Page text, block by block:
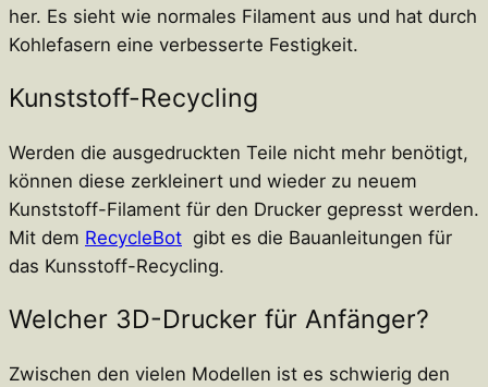
her. Es sieht wie normales Filament aus und hat durch
Kohlefasern eine verbesserte Festigkeit.
Kunststoff-Recycling
Werden die ausgedruckten Teile nicht mehr benötigt,
können diese zerkleinert und wieder zu neuem
Kunststoff-Filament für den Drucker gepresst werden.
Mit dem RecycleBot gibt es die Bauanleitungen für
das Kunsstoff-Recycling.
Welcher 3D-Drucker für Anfänger?
Zwischen den vielen Modellen ist es schwierig den